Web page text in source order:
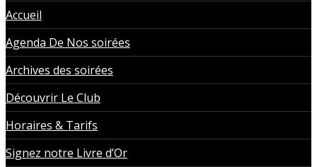
Accueil
Agenda De Nos soirées
Archives des soirées
Découvrir Le Club
Horaires & Tarifs
Signez notre Livre d’Or